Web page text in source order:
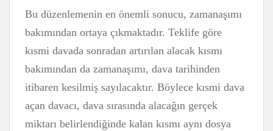
Bu düzenlemenin en önemli sonucu, zamanaşımı
bakımından ortaya çıkmaktadır. Teklife göre
kısmi davada sonradan artırılan alacak kısmı
bakımından da zamanaşımı, dava tarihinden
itibaren kesilmiş sayılacaktır. Böylece kısmi dava
açan davacı, dava sırasında alacağın gerçek
miktarı belirlendiğinde kalan kısmı aynı dosya